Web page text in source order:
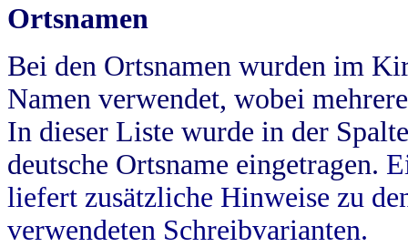
Ortsnamen
Bei den Ortsnamen wurden im
Namen verwendet, wobei
In dieser Liste wurde in der
deutsche Ortsname eingetragen.
liefert zusätzliche Hinweise zu
verwendeten Schreibvarianten.